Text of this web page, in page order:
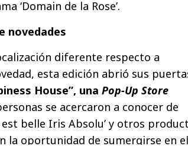
‘Domain de la Rose’.
novedades
diferente respecto a
esta edición abrió sus
House”, una Pop-Up Store
se acercaron a conocer de
est belle Iris Absolu’ y otros
la oportunidad de sumergirse en el